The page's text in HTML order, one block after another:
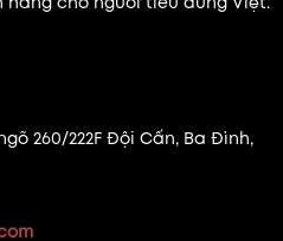
260/222F Đội Cấn, Ba Đình,